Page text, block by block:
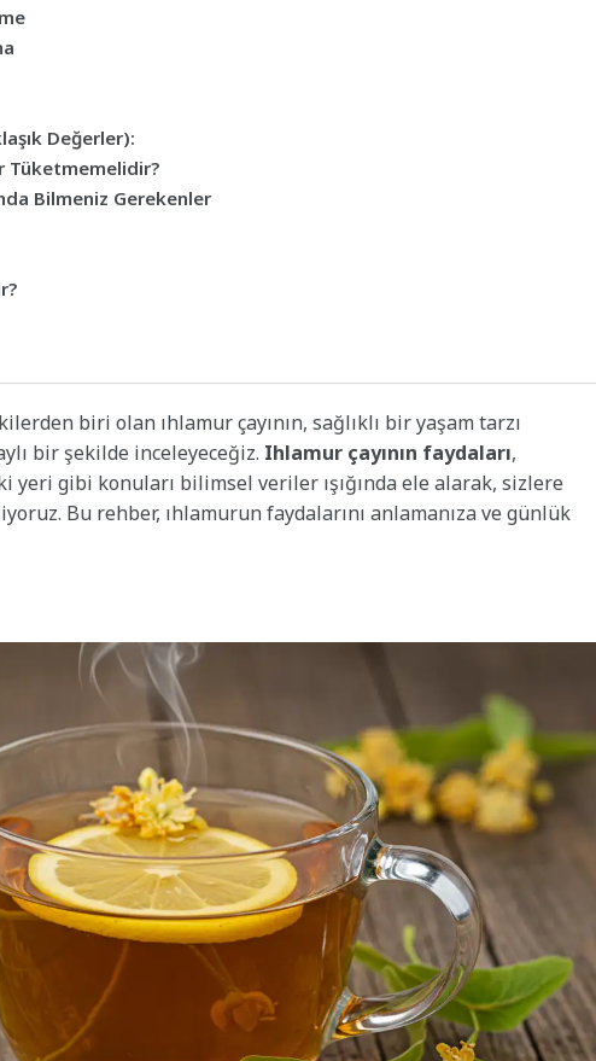
Değerler):
Tüketmemelidir?
Bilmeniz Gerekenler
biri olan ıhlamur çayının, sağlıklı bir yaşam tarzı
bir şekilde inceleyeceğiz. Ihlamur çayının faydaları,
yeri gibi konuları bilimsel veriler ışığında ele alarak, sizlere
Bu rehber, ıhlamurun faydalarını anlamanıza ve günlük